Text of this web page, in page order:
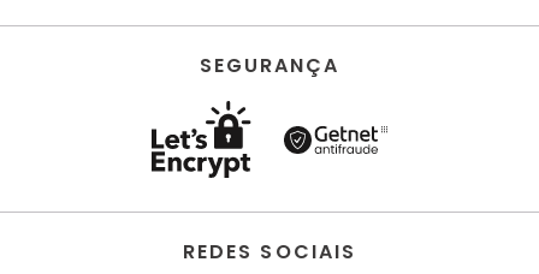
SEGURANÇA
REDES SOCIAIS